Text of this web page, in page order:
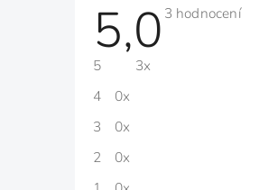
5,0 Průměrné
3 hodnocení
5
3x
4
0x
3
0x
2
0x